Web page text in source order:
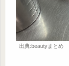
出典:beautyまとめ